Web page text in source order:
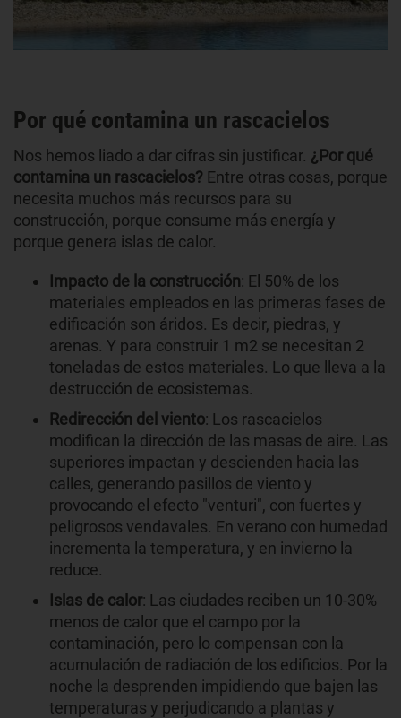
Por qué contamina un rascacielos
Nos hemos liado a dar cifras sin justificar. ¿Por qué
contamina un rascacielos? Entre otras cosas, porque
necesita muchos más recursos para su
construcción, porque consume más energía y
porque genera islas de calor.
Impacto de la construcción: El 50% de los
materiales empleados en las primeras fases de
edificación son áridos. Es decir, piedras, y
arenas. Y para construir 1 m2 se necesitan 2
toneladas de estos materiales. Lo que lleva a la
destrucción de ecosistemas.
Redirección del viento: Los rascacielos
modifican la dirección de las masas de aire. Las
superiores impactan y descienden hacia las
calles, generando pasillos de viento y
provocando el efecto "venturi", con fuertes y
peligrosos vendavales. En verano con humedad
incrementa la temperatura, y en invierno la
reduce.
Islas de calor: Las ciudades reciben un 10-30%
menos de calor que el campo por la
contaminación, pero lo compensan con la
acumulación de radiación de los edificios. Por la
noche la desprenden impidiendo que bajen las
temperaturas y perjudicando a plantas y